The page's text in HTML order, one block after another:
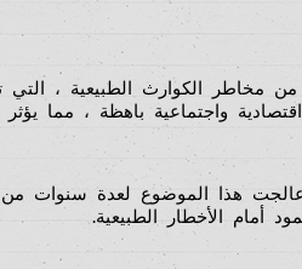
مخاطر الكوارث الطبيعية ، التي
واجتماعية باهظة ، مما يؤثر
عالجت هذا الموضوع لعدة
أمام الأخطار الطبيعية.